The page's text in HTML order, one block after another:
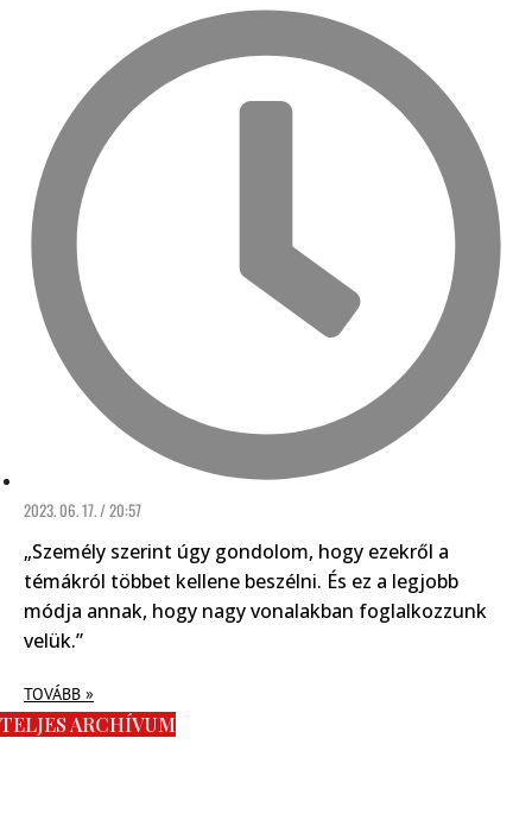
2023. 06. 17. / 20:57
„Személy szerint úgy gondolom, hogy ezekről a
témákról többet kellene beszélni. És ez a legjobb
módja annak, hogy nagy vonalakban foglalkozzunk
velük.”
TOVÁBB »
TELJES ARCHÍVUM